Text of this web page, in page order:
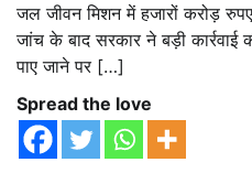
जल जीवन मिशन में हजारों करोड़
जांच के बाद सरकार ने बड़ी कार्रवाई
पाए जाने पर […]
Spread the love